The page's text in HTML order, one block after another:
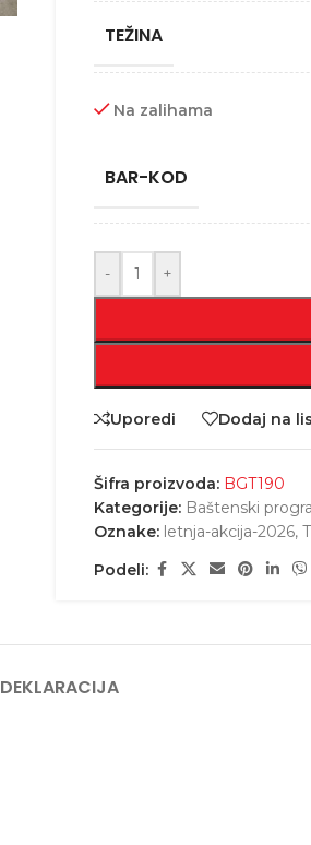
TEŽINA
Na zalihama
BAR-KOD
- +
Uporedi Dodaj na
Šifra proizvoda: BGT190
Kategorije: Baštenski
Oznake: letnja-akcija-2026,
Podeli:
DEKLARACIJA